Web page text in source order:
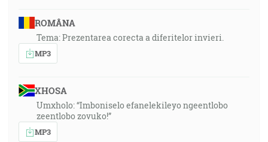
ROMÂNA
Tema: Prezentarea corecta a diferitelor invieri.
MP3
XHOSA
Umxholo: “Imboniselo efanelekileyo ngeentlobo
zeentlobo zovuko!”
MP3